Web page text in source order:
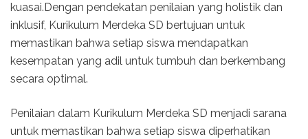
kuasai.Dengan pendekatan penilaian yang holistik dan
inklusif, Kurikulum Merdeka SD bertujuan untuk
memastikan bahwa setiap siswa mendapatkan
kesempatan yang adil untuk tumbuh dan berkembang
secara optimal.
Penilaian dalam Kurikulum Merdeka SD menjadi sarana
untuk memastikan bahwa setiap siswa diperhatikan